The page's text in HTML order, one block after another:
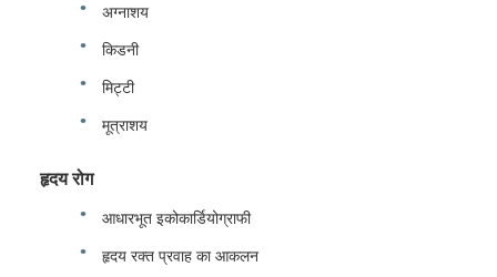
अग्नाशय
किडनी
मिट्टी
मूत्राशय
हृदय रोग
आधारभूत इकोकार्डियोग्राफी
हृदय रक्त प्रवाह का आकलन